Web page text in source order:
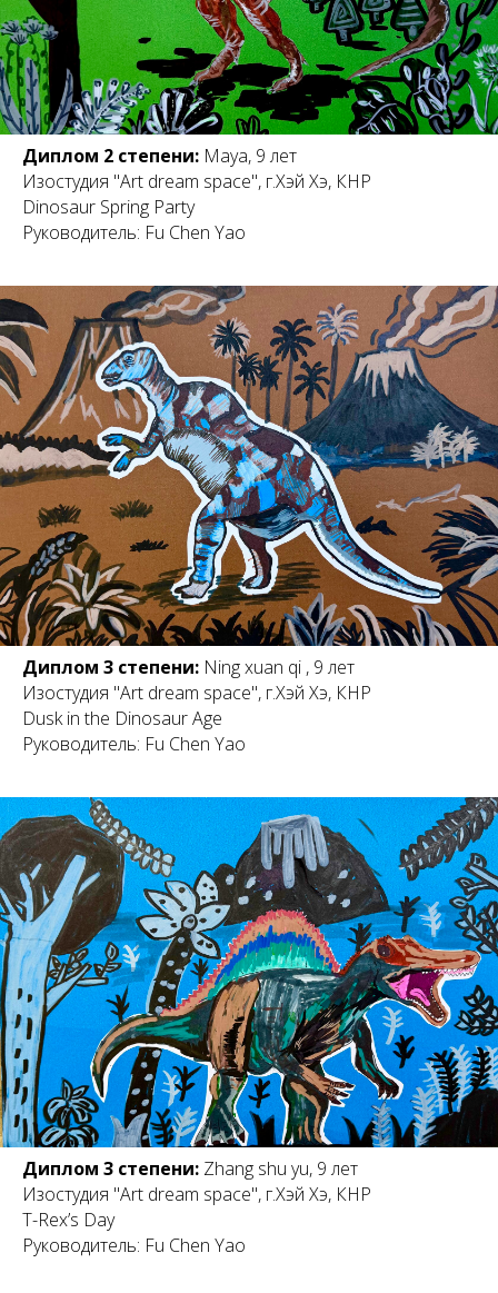
Диплом 2 степени: Maya, 9 лет
Изостудия "Art dream space", г.Хэй Хэ, КНР
Dinosaur Spring Party
Руководитель: Fu Chen Yao
Диплом 3 степени: Ning xuan qi , 9 лет
Изостудия "Art dream space", г.Хэй Хэ, КНР
Dusk in the Dinosaur Age
Руководитель: Fu Chen Yao
Диплом 3 степени: Zhang shu yu, 9 лет
Изостудия "Art dream space", г.Хэй Хэ, КНР
T-Rex’s Day
Руководитель: Fu Chen Yao